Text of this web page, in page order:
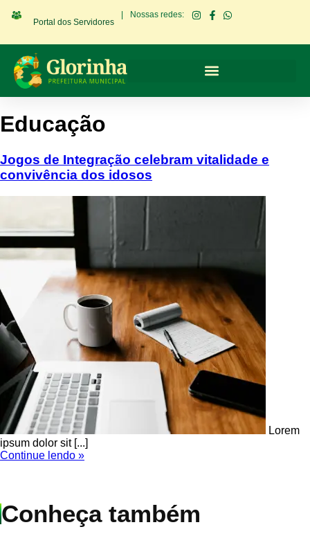
Portal dos Servidores
Nossas redes:
Educação
Jogos de Integração celebram vitalidade e
convivência dos idosos
Lorem
ipsum dolor sit [...]
Continue lendo »
Conheça também